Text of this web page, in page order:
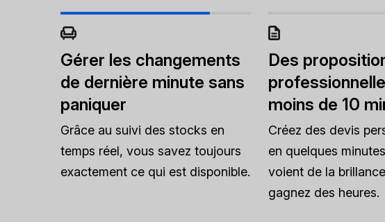
Gérer les changements
de dernière minute sans
paniquer
Grâce au suivi des stocks en
temps réel, vous savez toujours
exactement ce qui est disponible.
Des
moins de 10
Créez des devis
en quelques
voient de la
gagnez des heures.